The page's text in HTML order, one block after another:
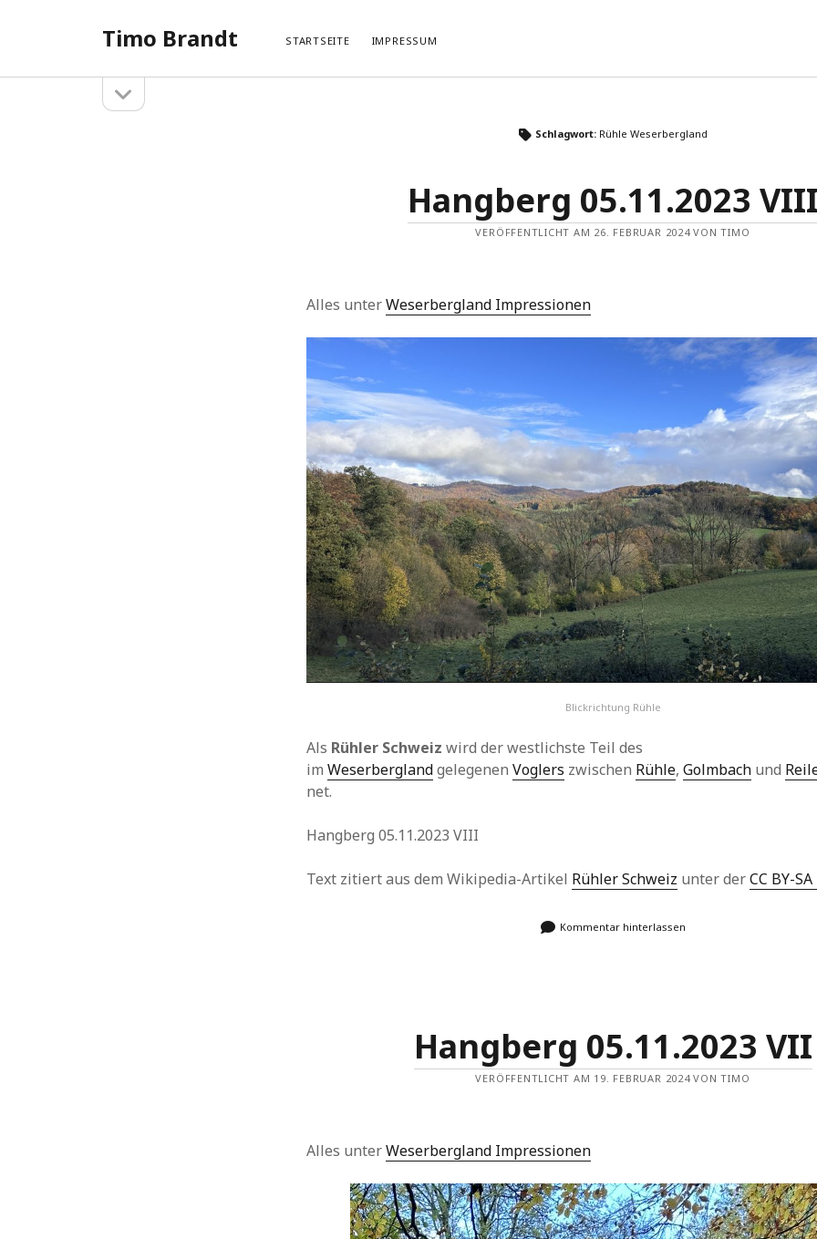
Timo Brandt STARTSEITE IMPRESSUM
Seitenleisteöffnen
Hehlen – Sandfeld 04.09.2023 VI
Hangberg 05.11.2023 VII
Es sind keine Kommentare
SHARING
Schlagwort: Rühle Weserbergland
Hangberg 05.11.2023
VERÖFFENTLICHT AM 26. FEBRUAR 2024 VON TIMO
Alles unterWeserbergland Impressionen
Blickrichtung Rühle
Als Rühler Schweiz wird der westlichste Teil des
imWeserberglandgelegenenVoglers zwischen Rühle,Golmbach und
net.
Hangberg 05.11.2023 VIII
Text zitiert aus dem Wikipedia-Artikel Rühler Schweiz unter derCC BY-SA
Kommentar hinterlassen
Hangberg 05.11.2023 VII
VERÖFFENTLICHT AM 19. FEBRUAR 2024 VON TIMO
Alles unterWeserbergland Impressionen